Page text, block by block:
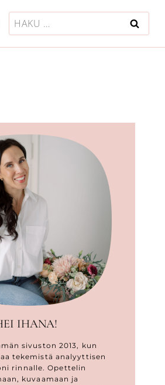
Haku:
IHANA!
sivuston 2013, kun
tekemistä analyyttisen
rinnalle. Opettelin
kuvaamaan ja